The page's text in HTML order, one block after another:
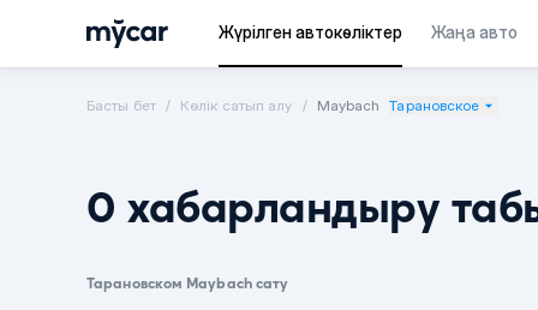
Жүрілген автокөліктер Жаңа авто
Басты бет Көлік сатып алу Maybach Тарановское
0 хабарландыру
Тарановском Maybach сату